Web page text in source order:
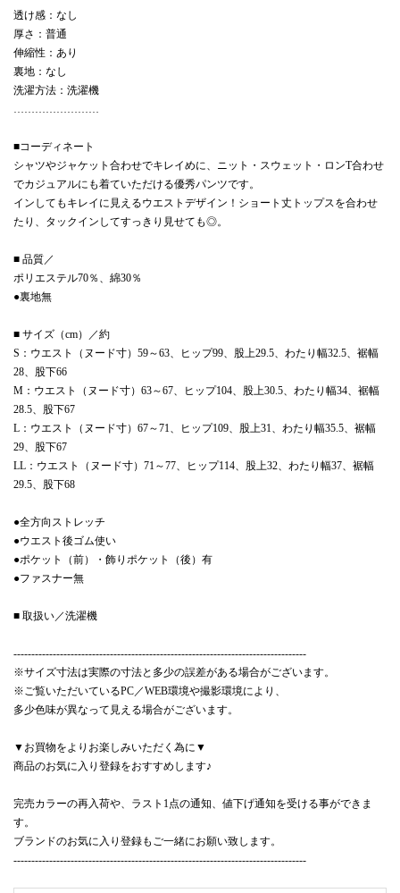
透け感：なし
厚さ：普通
伸縮性：あり
裏地：なし
洗濯方法：洗濯機
■コーディネート
シャツやジャケット合わせでキレイめに、ニット・スウェット・ロンT合わせ
でカジュアルにも着ていただける優秀パンツです。
インしてもキレイに見えるウエストデザイン！ショート丈トップスを合わせ
たり、タックインしてすっきり見せても◎。
■ 品質／
ポリエステル70％、綿30％
●裏地無
■ サイズ（cm）／約
S：ウエスト（ヌード寸）59～63、ヒップ99、股上29.5、わたり幅32.5、裾幅
28、股下66
M：ウエスト（ヌード寸）63～67、ヒップ104、股上30.5、わたり幅34、裾幅
28.5、股下67
L：ウエスト（ヌード寸）67～71、ヒップ109、股上31、わたり幅35.5、裾幅
29、股下67
LL：ウエスト（ヌード寸）71～77、ヒップ114、股上32、わたり幅37、裾幅
29.5、股下68
●全方向ストレッチ
●ウエスト後ゴム使い
●ポケット（前）・飾りポケット（後）有
●ファスナー無
■ 取扱い／洗濯機
----------------------------------------------------------------------------------
※サイズ寸法は実際の寸法と多少の誤差がある場合がございます。
※ご覧いただいているPC／WEB環境や撮影環境により、
多少色味が異なって見える場合がございます。
▼お買物をよりお楽しみいただく為に▼
商品のお気に入り登録をおすすめします♪
完売カラーの再入荷や、ラスト1点の通知、値下げ通知を受ける事ができま
す。
ブランドのお気に入り登録もご一緒にお願い致します。
----------------------------------------------------------------------------------